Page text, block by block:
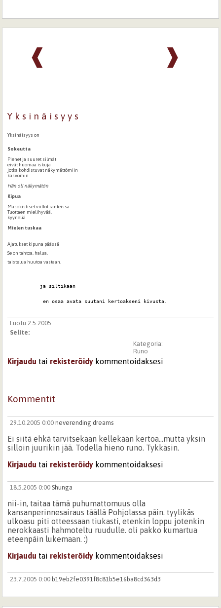
❱
❰
Y k s i n ä i s y y s
Yksinäisyys on
Sokeutta
Pienet ja suuret silmät
eivät huomaa iskuja
jotka kohdistuvat näkymättömiin
kasvoihin
Hän oli näkymätön
Kipua
Masokistiset viillot ranteissa
Tuottaen mielihyvää,
kyyneliä
Mielen tuskaa
Ajatukset kipuna päässä
Se on tahtoa, halua,
taistelua huutoa vastaan.
           ja siltikään
            en osaa avata suutani kertoakseni kivusta.
Luotu 2.5.2005
Selite:
Kategoria:
Runo
Kirjaudu tai rekisteröidy kommentoidaksesi
Kommentit
29.10.2005 0:00 neverending dreams
Ei siitä ehkä tarvitsekaan kellekään kertoa...mutta yksin
silloin juurikin jää. Todella hieno runo. Tykkäsin.
Kirjaudu tai rekisteröidy kommentoidaksesi
18.5.2005 0:00 Shunga
nii-in, taitaa tämä puhumattomuus olla
kansanperinnesairaus täällä Pohjolassa päin. tyylikäs
ulkoasu piti otteessaan tiukasti, etenkin loppu jotenkin
nerokkaasti hahmoteltu ruudulle. oli pakko kumartua
eteenpäin lukemaan. :)
Kirjaudu tai rekisteröidy kommentoidaksesi
23.7.2005 0:00 b19eb2fe0391f8c81b5e16ba8cd363d3
Tämä jäi vaivaamaan alitajuntaan. Tuo kohta: